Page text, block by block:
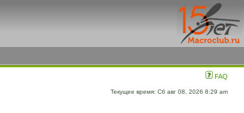
FAQ
Текущее время: Сб авг 08, 2026 8:29 am